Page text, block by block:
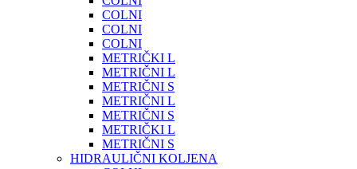
COLNI
COLNI
COLNI
METRIČKI L
METRIČNI L
METRIČNI S
METRIČNI L
METRIČNI S
METRIČKI L
METRIČNI S
HIDRAULIČNI KOLJENA